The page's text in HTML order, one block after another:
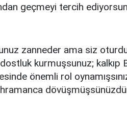
geçmeyi tercih
zanneder ama siz
kurmuşsunuz; kalkıp
önemli rol